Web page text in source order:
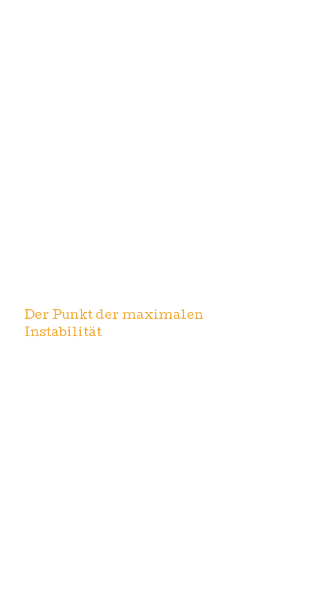
Der Punkt der maximalen
Instabilität